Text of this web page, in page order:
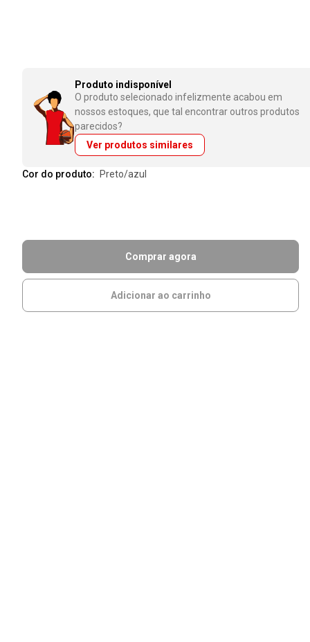
Produto indisponível
O produto selecionado infelizmente acabou em
nossos estoques, que tal encontrar outros produtos
parecidos?
Ver produtos similares
Cor do produto: preto/azul
Comprar agora
Adicionar ao carrinho